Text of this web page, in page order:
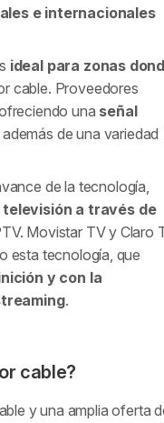
e internacionales
ideal para zonas
cable. Proveedores
una señal
, además de una variedad
de la tecnología,
televisión a través de
Movistar TV y Claro
esta tecnología, que
y con la
.
cable?
y una amplia oferta